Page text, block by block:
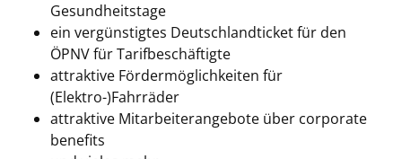
Gesundheitstage
ein vergünstigtes Deutschlandticket für den
ÖPNV für Tarifbeschäftigte
attraktive Fördermöglichkeiten für
(Elektro-)Fahrräder
attraktive Mitarbeiterangebote über corporate
benefits